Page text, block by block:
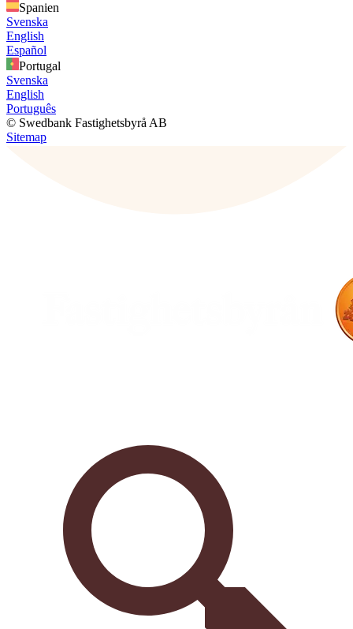
Spanien
Svenska
English
Español
Portugal
Svenska
English
Português
© Swedbank Fastighetsbyrå AB
Sitemap